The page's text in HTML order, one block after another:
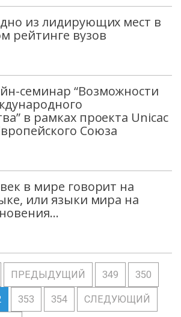
из лидирующих мест в
рейтинге вузов
семинар “Возможности
в рамках проекта Unicac
Союза
в мире говорит на
или языки мира на
ПРЕДЫДУЩИЙ 349 350
353 354 СЛЕДУЮЩИЙ